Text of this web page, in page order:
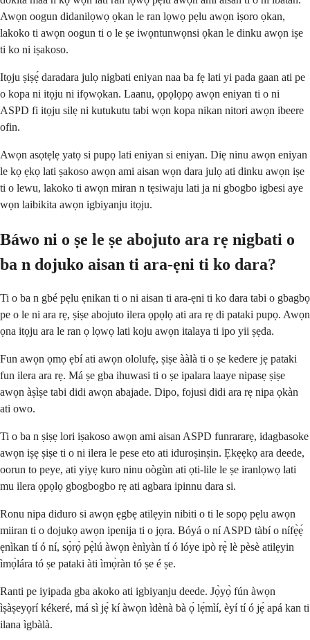
Awọn oogun didanilọwọ ọkan le ran lọwọ pẹlu awọn iṣoro ọkan,
lakoko ti awọn oogun ti o le ṣe iwọntunwọnsi ọkan le dinku awọn iṣe
ti ko ni iṣakoso.
Itọju ṣiṣẹ́ daradara julọ nigbati eniyan naa ba fẹ lati yi pada gaan ati pe
o kopa ni itọju ni ifọwọkan. Laanu, ọpọlọpọ awọn eniyan ti o ni
ASPD fi itọju silẹ ni kutukutu tabi wọn kopa nikan nitori awọn ibeere
ofin.
Awọn asọtẹlẹ yatọ si pupọ lati eniyan si eniyan. Diẹ ninu awọn eniyan
le kọ ẹkọ lati ṣakoso awọn ami aisan wọn dara julọ ati dinku awọn iṣe
ti o lewu, lakoko ti awọn miran n tẹsiwaju lati ja ni gbogbo igbesi aye
wọn laibikita awọn igbiyanju itọju.
Báwo ni o ṣe le ṣe abojuto ara rẹ nigbati o
ba n dojuko aisan ti ara-ẹni ti ko dara?
Ti o ba n gbé pẹlu ẹnikan ti o ni aisan ti ara-ẹni ti ko dara tabi o gbagbọ
pe o le ni ara rẹ, ṣiṣe abojuto ilera ọpọlọ ati ara rẹ di pataki pupọ. Awọn
ọna itọju ara le ran ọ lọwọ lati koju awọn italaya ti ipo yii ṣẹda.
Fun awọn ọmọ ẹbí ati awọn ololufẹ, ṣiṣe ààlà ti o ṣe kedere jẹ pataki
fun ilera ara rẹ. Má ṣe gba ihuwasi ti o ṣe ipalara laaye nipasẹ ṣiṣe
awọn àṣìṣe tabi didi awọn abajade. Dipo, fojusi didi ara rẹ nipa ọkàn
ati owo.
Ti o ba n ṣiṣẹ lori iṣakoso awọn ami aisan ASPD funrararẹ, idagbasoke
awọn iṣẹ ṣiṣe ti o ni ilera le pese eto ati iduroṣinṣin. Ẹkẹẹkọ ara deede,
oorun to peye, ati yiyẹ kuro ninu oògùn ati ọti-lile le ṣe iranlọwọ lati
mu ilera ọpọlọ gbogbogbo rẹ ati agbara ipinnu dara si.
Ronu nipa diduro si awọn ẹgbẹ atilẹyin nibiti o ti le sopọ pẹlu awọn
miiran ti o dojukọ awọn ipenija ti o jọra. Bóyá o ní ASPD tàbí o nífẹ̀ẹ́
ẹnìkan tí ó ní, sọ̀rọ̀ pẹ̀lú àwọn ènìyàn tí ó lóye ipò rẹ̀ lè pèsè atilẹyin
ìmọ̀lára tó ṣe pataki àti ìmọ̀ràn tó ṣe é ṣe.
Ranti pe iyipada gba akoko ati igbiyanju deede. Jọ̀yọ̀ fún àwọn
ìṣàṣeyọrí kékeré, má sì jẹ́ kí àwọn ìdènà bà ọ́ lẹ́mìí, èyí tí ó jẹ́ apá kan ti
ilana ìgbàlà.